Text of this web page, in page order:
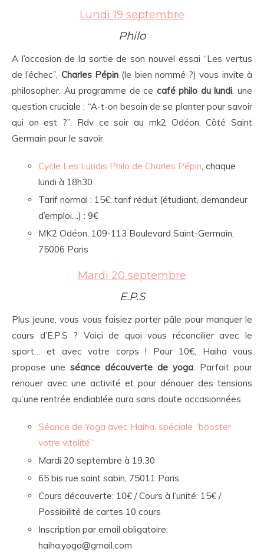
Lundi 19 septembre
Philo
A l’occasion de la sortie de son nouvel essai “Les vertus
de l’échec”, Charles Pépin(le bien nommé ?) vous invite à
philosopher. Au programme de ce café philo du lundi , une
question cruciale : “A-t-on besoin de se planter pour savoir
qui on est ?”. Rdv ce soir au mk2 Odéon, Côté Saint
Germain pour le savoir.
Cycle Les Lundis Philo de Charles Pépin , chaque
lundi à 18h30
Tarif normal : 15€; tarif réduit (étudiant, demandeur
d’emploi…) : 9€
MK2 Odéon, 109-113 Boulevard Saint-Germain,
75006 Paris
Mardi 20 septembre
E.P.S
Plus jeune, vous vous faisiez porter pâle pour manquer le
cours d’E.P.S ? Voici de quoi vous réconcilier avec le
sport… et avec votre corps ! Pour 10€, Haiha vous
propose une séance découverte de yoga . Parfait pour
renouer avec une activité et pour dénouer des tensions
qu’une rentrée endiablée aura sans doute occasionnées.
Séance de Yoga avec Haiha, spéciale “booster
votre vitalité”
Mardi 20 septembre à 19.30
65 bis rue saint sabin, 75011 Paris
Cours découverte: 10€ / Cours à l’unité: 15€ /
Possibilité de cartes 10 cours
Inscription par email obligatoire:
haiha.yoga@gmail.com